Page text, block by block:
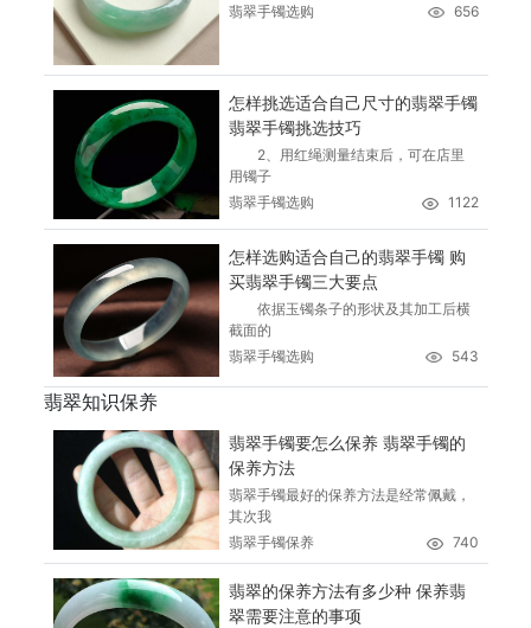
翡翠手镯选购
656
怎样挑选适合自己尺寸的翡翠手镯
翡翠手镯挑选技巧
2、用红绳测量结束后，可在店里
用镯子
翡翠手镯选购
1122
怎样选购适合自己的翡翠手镯 购
买翡翠手镯三大要点
依据玉镯条子的形状及其加工后横
截面的
翡翠手镯选购
543
翡翠知识保养
翡翠手镯要怎么保养 翡翠手镯的
保养方法
翡翠手镯最好的保养方法是经常佩戴，
其次我
翡翠手镯保养
740
翡翠的保养方法有多少种 保养翡
翠需要注意的事项